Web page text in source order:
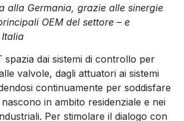
alla Germania, grazie alle sinergie
OEM del settore – e
spazia dai sistemi di controllo per
valvole, dagli attuatori ai sistemi
continuamente per soddisfare
in ambito residenziale e nei
Per stimolare il dialogo con